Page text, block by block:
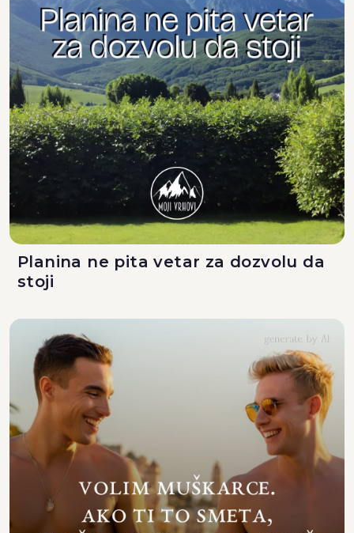
Planina ne pita vetar za dozvolu da
stoji